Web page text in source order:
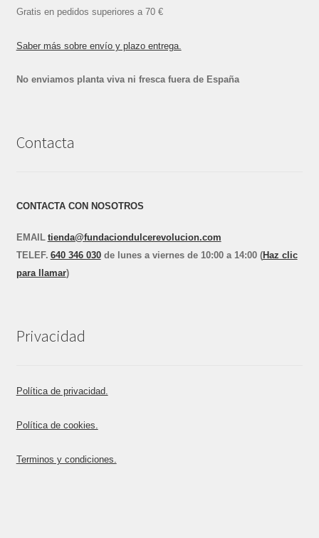
Gratis en pedidos superiores a 70 €
Saber más sobre envío y plazo entrega.
No enviamos planta viva ni fresca fuera de España
Contacta
CONTACTA CON NOSOTROS
EMAIL tienda@fundaciondulcerevolucion.com
TELE F. 640 346 030de lunes a viernes de 10:00 a 14:00 (Haz clic
para llamar)
Privacidad
Política de privacidad.
Política de cookies.
Terminos y condiciones.